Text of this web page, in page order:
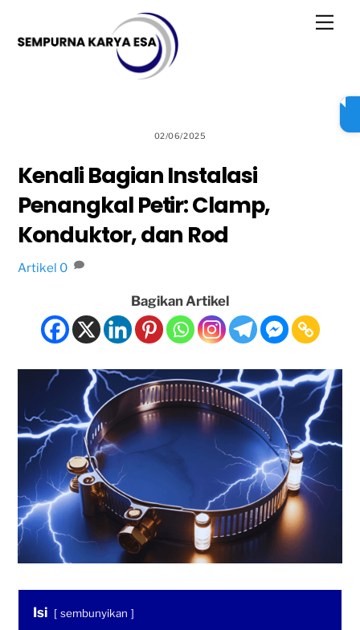
02/06/2025
Kenali Bagian Instalasi
Penangkal Petir: Clamp,
Konduktor, dan Rod
Artikel 0
Bagikan Artikel
Isi sembunyikan